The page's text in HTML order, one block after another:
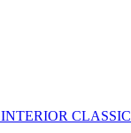
INTERIOR CLASSIC